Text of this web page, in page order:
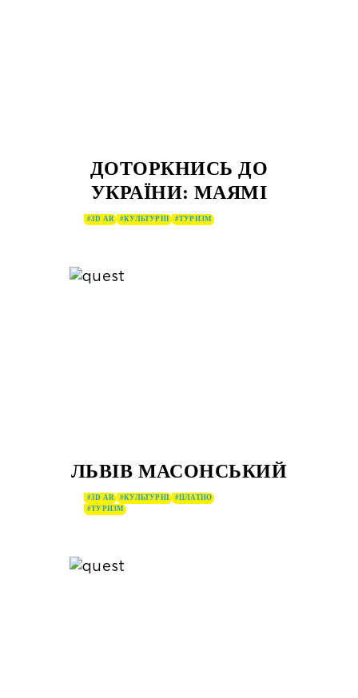
ДОТОРКНИСЬ ДО
УКРАЇНИ: МАЯМІ
#3D AR #КУЛЬТУРНІ #ТУРИЗМ
ЛЬВІВ МАСОНСЬКИЙ
#3D AR #КУЛЬТУРНІ
#ПЛАТНО
#ТУРИЗМ